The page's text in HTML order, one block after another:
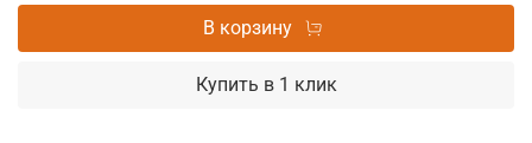
В корзину
Купить в 1 клик